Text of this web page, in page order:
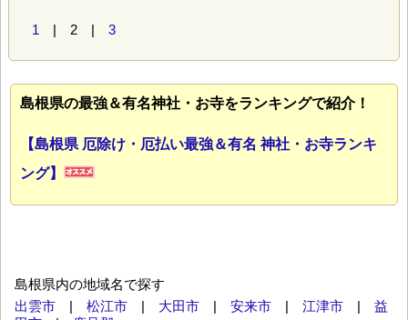
1 | 2 | 3
島根県の最強＆有名神社・お寺をランキングで紹介！
【島根県 厄除け・厄払い最強＆有名 神社・お寺ランキ
ング】
島根県内の地域名で探す
出雲市 | 松江市 | 大田市 | 安来市 | 江津市 | 益